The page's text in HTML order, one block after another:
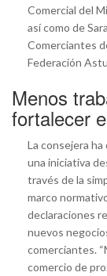
Comercial del
así como de
Comerciantes
Federación
Menos
fortalecer
La consejera
una iniciativa
través de la
marco
declaraciones
nuevos
comerciantes.
comercio de